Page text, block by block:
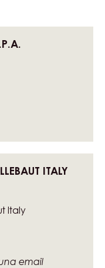
ITALY
Italy
email